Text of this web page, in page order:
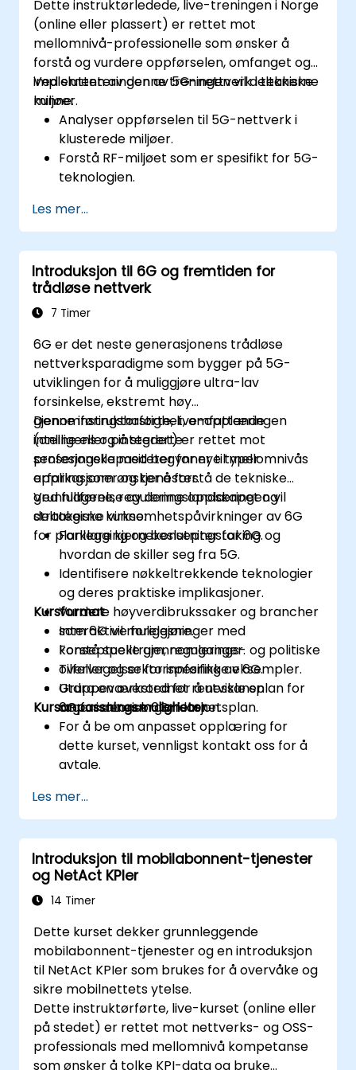
Dette instruktørledede, live-treningen i Norge
(online eller plassert) er rettet mot
mellomnivå-professionelle som ønsker å
forstå og vurdere oppførselen, omfanget og
implementeringen av 5G-nettverk i tekniske
miljøer.
Ved slutten av denne treningen vil deltakerne
kunne:
Analyser oppførselen til 5G-nettverk i
klusterede miljøer.
Forstå RF-miljøet som er spesifikt for 5G-
teknologien.
fra andre land.
Vurdere dekkningskapabiliteter og
begrenninger for 5G.
Tolk og analyser 5G-
nettverkskvalitetsparametere på teknisk
nivå.
Les mer...
Introduksjon til 6G og fremtiden for
trådløse nettverk
7 Timer
6G er det neste generasjonens trådløse
nettverksparadigme som bygger på 5G-
utviklingen for å muliggjøre ultra-lav
forsinkelse, ekstremt høy
gjenomføringshastighet, omfattende
intelligens og integrerte
senseringskapasiteter for nye typer
applikasjoner og tjenester.
Denne instruktørførte, live-opplæringen
(online eller på stedet) er rettet mot
profesjonelle med begynner til mellomnivås
erfaring som ønsker å forstå de tekniske
grunnlagene, reguleringslandskapet og
strategiske virksomhetspåvirkninger av 6G
for planlegging og beslutningstaking.
Ved fullførelse av denne opplæringen vil
deltakerne kunne:
Forklare kjernekonsepter for 6G og
hvordan de skiller seg fra 5G.
Identifisere nøkkeltrekkende teknologier
og deres praktiske implikasjoner.
Vurdere høyverdibrukssaker og brancher
som 6G vil muliggjøre.
Forstå spektrum, regulerings- og politiske
overvegelser for innføring av 6G.
Utdra en overordnet renessansplan for
6G for deres organisasjon.
Kursformat
Interaktive forelesninger med
konseptuelle gjennomganger.
Tilfeller og sektorspesifikke eksempler.
Gruppeværksted for å utvikle en
organisatorisk 6G-klarhetsplan.
Kursanpassningsmuligheter
For å be om anpasset opplæring for
dette kurset, vennligst kontakt oss for å
avtale.
Les mer...
Introduksjon til mobilabonnent-tjenester
og NetAct KPIer
14 Timer
Dette kurset dekker grunnleggende
mobilabonnent-tjenester og en introduksjon
til NetAct KPIer som brukes for å overvåke og
sikre mobilnettets ytelse.
Dette instruktørførte, live-kurset (online eller
på stedet) er rettet mot nettverks- og OSS-
professionals med mellomnivå kompetanse
som ønsker å tolke KPI-data og bruke